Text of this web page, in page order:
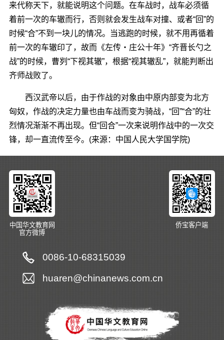
来代称天下，就能说明这个问题。在车战时，战车必须循
着前一次的车辙而行，否则就会发生战车对撞、或者“回”的
时候“合”不到一块儿的情况。当逃跑的时候，就不用再循着
前一次的车辙印了，故而《左传・庄公十年》“齐晋长勺之
战”的时候，曹刿“下视其辙”，根据“视其辙乱”，就能判断出
齐师战败了。
西汉武帝以后，由于作战的对象由中原内部变为北方
匈奴，作战的决定力量也由车战而变为骑战，“回”“合”的壮
烈情况渐渐不再出现。但“回合”一次来说明作战中的一次交
锋，却一直流传至今。(来源：中国人民大学国学院)
中国华文教育网
官方微博
侨宝客户端
0086-10-68315039
huaren@chinanews.com.cn